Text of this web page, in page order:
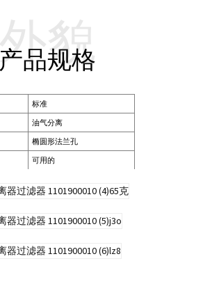
产品规格
外貌
标准
油气分离
椭圆形法兰孔
可用的